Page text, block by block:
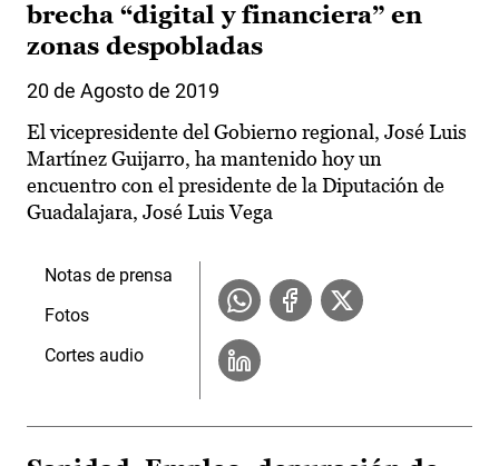
brecha “digital y financiera” en
zonas despobladas
20 de Agosto de 2019
El vicepresidente del Gobierno regional, José Luis
Martínez Guijarro, ha mantenido hoy un
encuentro con el presidente de la Diputación de
Guadalajara, José Luis Vega
Notas de prensa
Fotos
Cortes audio